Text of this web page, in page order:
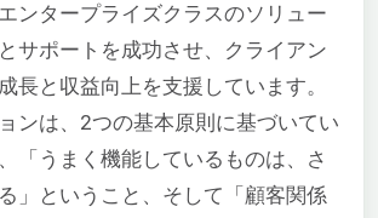
ンタープライズクラスのソリュー
サポートを成功させ、クライアン
長と収益向上を支援しています。
ンは、2つの基本原則に基づいてい
「うまく機能しているものは、さ
」ということ、そして「顧客関係